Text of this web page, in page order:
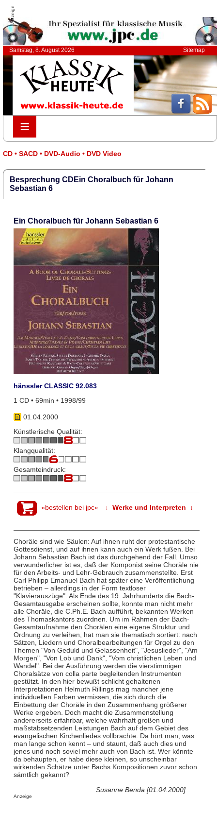
Anzeige
Samstag, 8. August 2026 Sitemap
≡
≡
CD • SACD • DVD-Audio • DVD Video
Besprechung CDEin Choralbuch für Johann
Sebastian 6
Ein Choralbuch für Johann Sebastian 6
hänssler CLASSIC 92.083
1 CD • 69min • 1998/99
01.04.2000
Künstlerische Qualität:
Klangqualität:
Gesamteindruck:
»bestellen bei jpc« ↓ Werke und Interpreten ↓
Choräle sind wie Säulen: Auf ihnen ruht der protestantische
Gottesdienst, und auf ihnen kann auch ein Werk fußen. Bei
Johann Sebastian Bach ist das durchgehend der Fall. Umso
verwunderlicher ist es, daß der Komponist seine Choräle nie
für den Arbeits- und Lehr-Gebrauch zusammenstellte. Erst
Carl Philipp Emanuel Bach hat später eine Veröffentlichung
betrieben – allerdings in der Form textloser
"Klavierauszüge". Als Ende des 19. Jahrhunderts die Bach-
Gesamtausgabe erscheinen sollte, konnte man nicht mehr
alle Choräle, die C.Ph.E. Bach aufführt, bekannten Werken
des Thomaskantors zuordnen. Um im Rahmen der Bach-
Gesamtaufnahme den Chorälen eine eigene Struktur und
Ordnung zu verleihen, hat man sie thematisch sortiert: nach
Sätzen, Liedern und Choralbearbeitungen für Orgel zu den
Themen "Von Geduld und Gelassenheit", "Jesuslieder", "Am
Morgen", "Von Lob und Dank", "Vom christlichen Leben und
Wandel". Bei der Ausführung werden die vierstimmigen
Choralsätze von colla parte begleitenden Instrumenten
gestützt. In den hier bewußt schlicht gehaltenen
Interpretationen Helmuth Rillings mag mancher jene
individuellen Farben vermissen, die sich durch die
Einbettung der Choräle in den Zusammenhang größerer
Werke ergeben. Doch macht die Zusammenstellung
andererseits erfahrbar, welche wahrhaft großen und
maßstabsetzenden Leistungen Bach auf dem Gebiet des
evangelischen Kirchenliedes vollbrachte. Da hört man, was
man lange schon kennt – und staunt, daß auch dies und
jenes und noch soviel mehr auch von Bach ist. Wer könnte
da behaupten, er habe diese kleinen, so unscheinbar
wirkenden Schätze unter Bachs Kompositionen zuvor schon
sämtlich gekannt?
Susanne Benda [01.04.2000]
Anzeige